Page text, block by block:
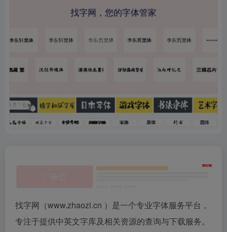
找字网（www.zhaozi.cn ）是一个专业字体服务平台，
专注于提供中英文字库及相关资源的查询与下载服务。